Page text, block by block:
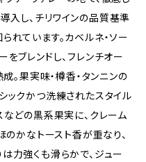
し、チリワインの品質基準
れています。カベルネ・ソー
ブレンドし、フレンチオー
。果実味・樽香・タンニンの
ックかつ洗練されたスタイル
などの黒系果実に、クレーム
のかなトースト香が重なり、
力強くも滑らかで、ジュー